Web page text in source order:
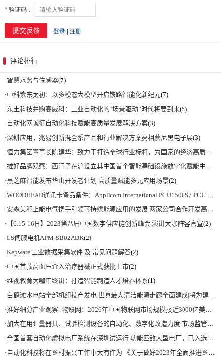
评论排行
·智慧水务与传感器(7)
·中科紫东太初：以多模态大模型开启铁路智能化新纪元(7)
·东土科技并购高威科：工业自动化的“场景驱动”时代将要到来(5)
· 自动化网诚征自动化科技赋能高质量发展解决方案(3)
·深耕应用，兆易创新携全系产品和行业解决方案亮相慕尼黑电子展(3)
·恒力集团董事长陈建华：致力于打造全球行业标杆，为国家的经济高质量发展贡献更大力量|上海电气集团党委书记、董事长吴磊来访
·推好品牌观察：西门子在沪设立其中国首个智能基础设施数字化赋能中心
·黑芝麻智能发布华山开发者计划 高质量赋能多元应用场景(2)
·WOODHEAD通讯卡备品备件：Applicom International PCU1500S7 PCU 1500 S7 V4.5.0
·安森美和上能电气携手引领可持续能源应用的发展 两家公司合作开发高性能储能和太阳能组串式逆变器方案 以实现可持续的未来
· 【6.15-16日】2023第八届中国数字供应链创新峰会,演讲大咖阵容官宣(2)
·LS伺服电机APM-SB02ADK(2)
·Kepware 工业数据采集软件 及 常见问题解答(2)
·中国首款高血压介入治疗器械正式获批上市(2)
·维视教育大咖年终讲：打造智能制造人才培养体系(1)
·白鹤滩水电站全部机组投产发电 世界最大清洁能源走廊全面建成|将为建设新型能源体系、保障国家能源安全、实现“双碳”目标提供有力支撑
·推好细分产业观察--物联网：2026年中国物联网市场规模接近3000亿美元 智慧工厂、智慧城市、智慧电网等将占60%以上
·加大在用计量器具、试验检测设备的自动化、数字化改造力度|市场监管总局 工业和信息化部 关于促进企业计量能力提升的指导意见
·全国首套自动化虚拟电厂系统在深圳试运行 功能匹敌大型电厂，已入选国际典型案例
· 自动化科技将在乡村振兴工作中大有作为|《关于做好2023年全面推进乡村振兴重点工作的意见》发布